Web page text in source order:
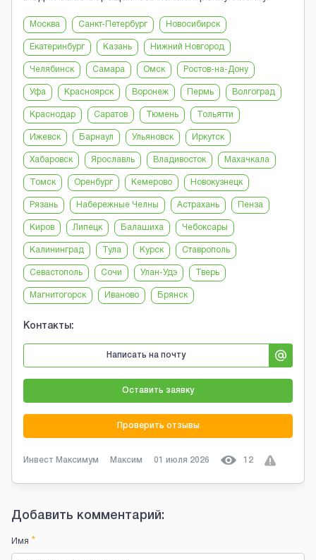
Москва Санкт-Петербург Новосибирск
Екатеринбург Казань Нижний Новгород
Челябинск Самара Омск Ростов-на-Дону
Уфа Красноярск Воронеж Пермь Волгоград
Краснодар Саратов Тюмень Тольятти
Ижевск Барнаул Ульяновск Иркутск
Хабаровск Ярославль Владивосток Махачкала
Томск Оренбург Кемерово Новокузнецк
Рязань Набережные Челны Астрахань Пенза
Киров Липецк Балашиха Чебоксары
Калининград Тула Курск Ставрополь
Севастополь Сочи Улан-Удэ Тверь
Магнитогорск Иваново Брянск
Контакты:
Написать на почту
Оставить заявку
Проверить отзывы
Инвест Максимум Максим 01 июля 2026 12
Добавить комментарий:
Имя *